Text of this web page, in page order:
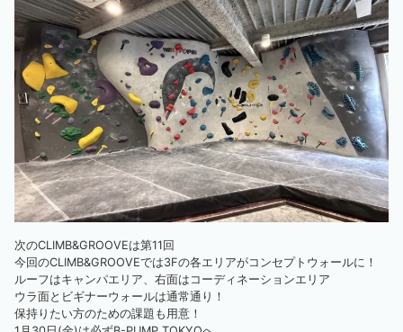
次のCLIMB&GROOVEは第11回
今回のCLIMB&GROOVEでは3Fの各エリアがコンセプトウォールに！
ルーフはキャンパエリア、右面はコーディネーションエリア
ウラ面とビギナーウォールは通常通り！
保持りたい方のための課題も用意！